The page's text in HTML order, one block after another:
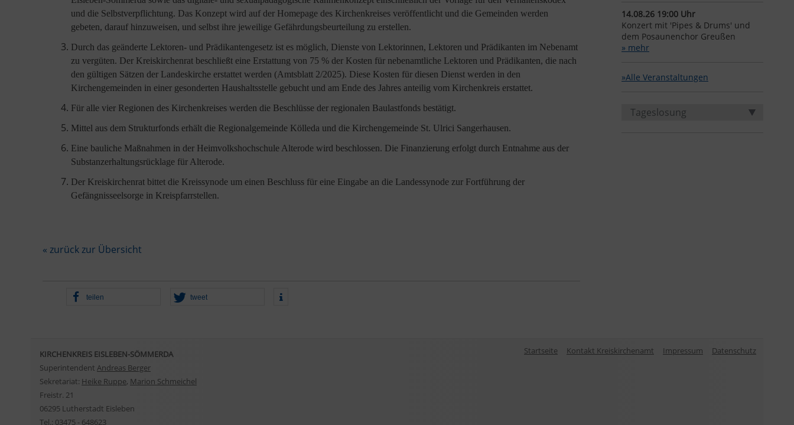
und die Selbstverpflichtung. Das Konzept wird auf der Homepage des Kirchenkreises veröffentlicht und die Gemeinden werden
gebeten, darauf hinzuweisen, und selbst ihre jeweilige Gefährdungsbeurteilung zu erstellen.
Durch das geänderte Lektoren- und Prädikantengesetz ist es möglich, Dienste von Lektorinnen, Lektoren und Prädikanten im Nebenamt
zu vergüten. Der Kreiskirchenrat beschließt eine Erstattung von 75 % der Kosten für nebenamtliche Lektoren und Prädikanten, die nach
den gültigen Sätzen der Landeskirche erstattet werden (Amtsblatt 2/2025). Diese Kosten für diesen Dienst werden in den
Kirchengemeinden in einer gesonderten Haushaltsstelle gebucht und am Ende des Jahres anteilig vom Kirchenkreis erstattet.
Für alle vier Regionen des Kirchenkreises werden die Beschlüsse der regionalen Baulastfonds bestätigt.
Mittel aus dem Strukturfonds erhält die Regionalgemeinde Kölleda und die Kirchengemeinde St. Ulrici Sangerhausen.
Eine bauliche Maßnahmen in der Heimvolkshochschule Alterode wird beschlossen. Die Finanzierung erfolgt durch Entnahme aus der
Substanzerhaltungsrücklage für Alterode.
Der Kreiskirchenrat bittet die Kreissynode um einen Beschluss für eine Eingabe an die Landessynode zur Fortführung der
Gefängnisseelsorge in Kreispfarrstellen.
« zurück zur Übersicht
teilen tweet
14.08.26 19:00 Uhr
Konzert mit 'Pipes & Drums' und
dem Posaunenchor Greußen
» mehr
»Alle Veranstaltungen
Tageslosung
Startseite Kontakt Kreiskirchenamt Impressum Datenschutz
KIRCHENKREIS EISLEBEN-SÖMMERDA
Superintendent Andreas Berger
Sekretariat: Heike Ruppe, Marion Schmeichel
Freistr. 21
06295 Lutherstadt Eisleben
Tel.: 03475 - 648623